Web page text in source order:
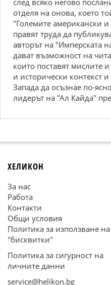
след всяко негово
отделя на онова, което
"Големите американски
правят труда да
авторът на "Имперската
дават възможност на
които поставят мислите
и исторически контекст
Запада да осъзнае по-
лидерът на "Ал Кайда"
ХЕЛИКОН
За нас
Работа
Контакти
Общи условия
Политика за използване на
"бисквитки"
Политика за сигурност на
личните данни
service@helikon.bg